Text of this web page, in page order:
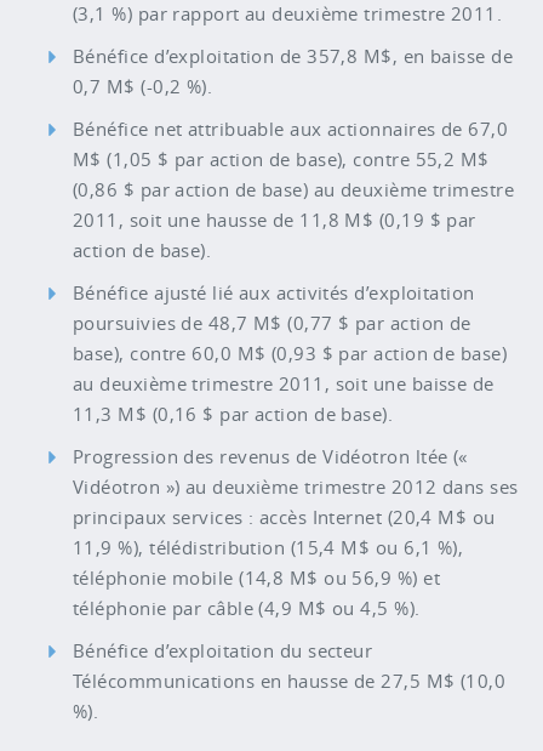
(3,1 %) par rapport au deuxième trimestre 2011.
Bénéfice d’exploitation de 357,8 M$, en baisse de
0,7 M$ (-0,2 %).
Bénéfice net attribuable aux actionnaires de 67,0
M$ (1,05 $ par action de base), contre 55,2 M$
(0,86 $ par action de base) au deuxième trimestre
2011, soit une hausse de 11,8 M$ (0,19 $ par
action de base).
Bénéfice ajusté lié aux activités d’exploitation
poursuivies de 48,7 M$ (0,77 $ par action de
base), contre 60,0 M$ (0,93 $ par action de base)
au deuxième trimestre 2011, soit une baisse de
11,3 M$ (0,16 $ par action de base).
Progression des revenus de Vidéotron ltée («
Vidéotron ») au deuxième trimestre 2012 dans ses
principaux services : accès Internet (20,4 M$ ou
11,9 %), télédistribution (15,4 M$ ou 6,1 %),
téléphonie mobile (14,8 M$ ou 56,9 %) et
téléphonie par câble (4,9 M$ ou 4,5 %).
Bénéfice d’exploitation du secteur
Télécommunications en hausse de 27,5 M$ (10,0
%).